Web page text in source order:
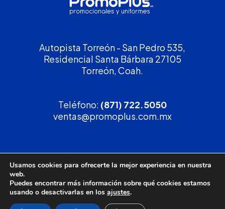
Autopista Torreón - San Pedro 535,
Residencial Santa Bárbara 27105
Torreón, Coah.
Teléfono: (871) 722.5050
ventas@promoplus.com.mx
¡Solicita tucotización!
(800) 90 PROMO
Usamos cookies para ofrecerte la mejor experiencia en nuestra
web.
Puedes encontrar más información sobre qué cookies estamos
usando o desactivarlas en los ajustes.